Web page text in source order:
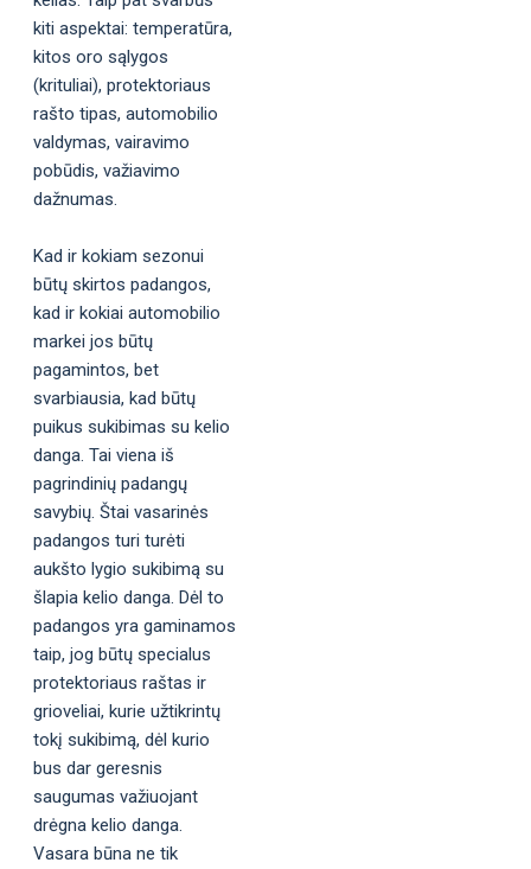
kiti aspektai: temperatūra,
kitos oro sąlygos
(krituliai), protektoriaus
rašto tipas, automobilio
valdymas, vairavimo
pobūdis, važiavimo
dažnumas.
Kad ir kokiam sezonui
būtų skirtos padangos,
kad ir kokiai automobilio
markei jos būtų
pagamintos, bet
svarbiausia, kad būtų
puikus sukibimas su kelio
danga. Tai viena iš
pagrindinių padangų
savybių. Štai vasarinės
padangos turi turėti
aukšto lygio sukibimą su
šlapia kelio danga. Dėl to
padangos yra gaminamos
taip, jog būtų specialus
protektoriaus raštas ir
grioveliai, kurie užtikrintų
tokį sukibimą, dėl kurio
bus dar geresnis
saugumas važiuojant
drėgna kelio danga.
Vasara būna ne tik